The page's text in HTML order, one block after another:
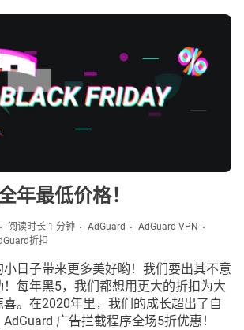
阅读时长 1 分钟 AdGuard
AdGuard VPN
折扣
年最低价格！
日子带来更多美好哟！我们要出其不意
每年黑5，我们都想用更大的折扣为大
。在2020年里，我们的成长超出了自
广告拦截程序全场5折优惠！